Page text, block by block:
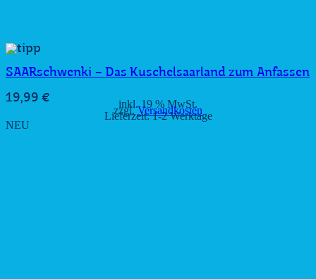
SAARschwenki – Das Kuschelsaarland zum Anfassen
19,99 € inkl. 19 % MwSt.
zzgl.Versandkosten
Lieferzeit:1-2 Werktage
NEU